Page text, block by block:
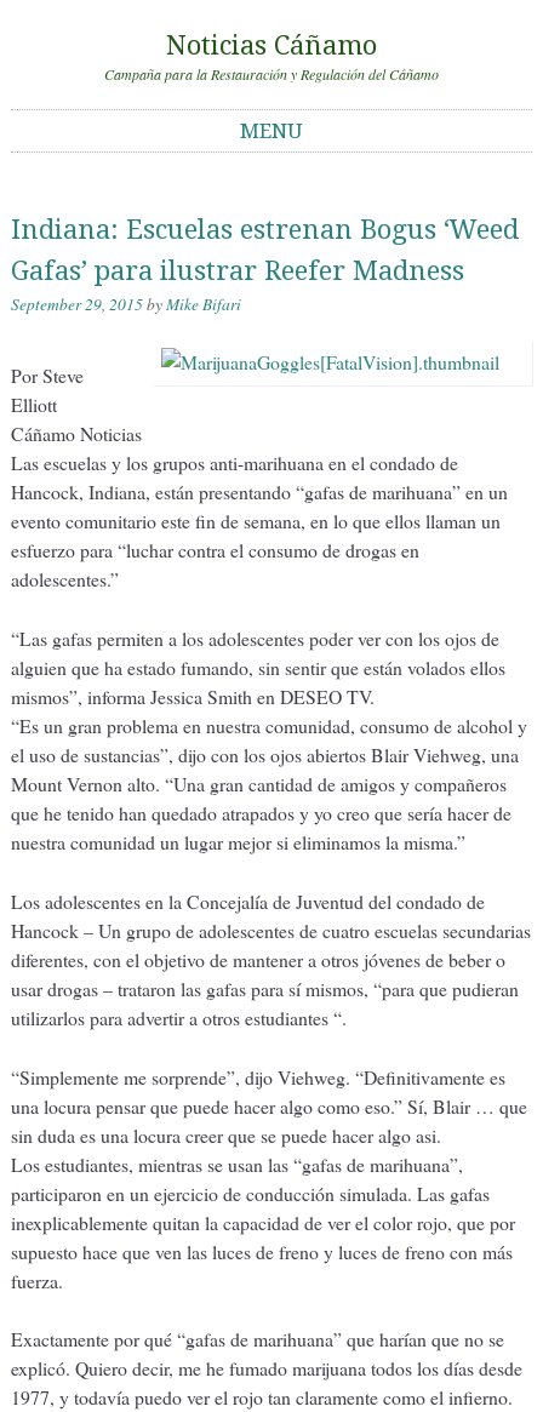
Noticias Cáñamo
Campaña para la Restauración y Regulación del Cáñamo
MENU
Indiana: Escuelas estrenan Bogus ‘Weed
Gafas’ para ilustrar Reefer Madness
September 29, 2015byMike Bifari
Por Steve
Elliott
Cáñamo Noticias
Las escuelas y los grupos anti-marihuana en el condado de
Hancock, Indiana, están presentando “gafas de marihuana” en un
evento comunitario este fin de semana, en lo que ellos llaman un
esfuerzo para “luchar contra el consumo de drogas en
adolescentes.”
“Las gafas permiten a los adolescentes poder ver con los ojos de
alguien que ha estado fumando, sin sentir que están volados ellos
mismos”, informa Jessica Smith en DESEO TV.
“Es un gran problema en nuestra comunidad, consumo de alcohol y
el uso de sustancias”, dijo con los ojos abiertos Blair Viehweg, una
Mount Vernon alto. “Una gran cantidad de amigos y compañeros
que he tenido han quedado atrapados y yo creo que sería hacer de
nuestra comunidad un lugar mejor si eliminamos la misma.”
Los adolescentes en la Concejalía de Juventud del condado de
Hancock – Un grupo de adolescentes de cuatro escuelas secundarias
diferentes, con el objetivo de mantener a otros jóvenes de beber o
usar drogas – trataron las gafas para sí mismos, “para que pudieran
utilizarlos para advertir a otros estudiantes “.
“Simplemente me sorprende”, dijo Viehweg. “Definitivamente es
una locura pensar que puede hacer algo como eso.” Sí, Blair … que
sin duda es una locura creer que se puede hacer algo asi.
Los estudiantes, mientras se usan las “gafas de marihuana”,
participaron en un ejercicio de conducción simulada. Las gafas
inexplicablemente quitan la capacidad de ver el color rojo, que por
supuesto hace que ven las luces de freno y luces de freno con más
fuerza.
Exactamente por qué “gafas de marihuana” que harían que no se
explicó. Quiero decir, me he fumado marijuana todos los días desde
1977, y todavía puedo ver el rojo tan claramente como el infierno.